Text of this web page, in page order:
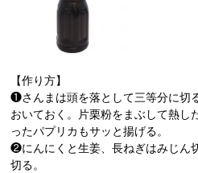
【作り方】
❶さんまは頭を落として三等分に切
おいておく。片栗粉をまぶして熱し
ったパプリカもサッと揚げる。
❷にんにくと生姜、長ねぎはみじん
切る。